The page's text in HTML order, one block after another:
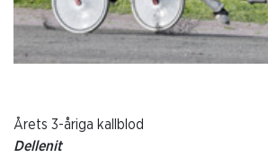
Årets 3-åriga kallblod
Dellenit